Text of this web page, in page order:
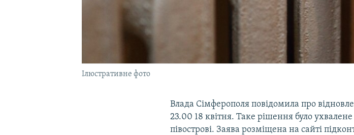
Ілюстративне фото
Влада Сімферополя повідомила про
23.00 18 квітня. Таке рішення було
півострові. Заява розміщена на сайті